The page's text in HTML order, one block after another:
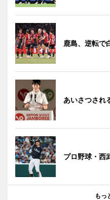
鹿島、逆転
あいさつされ
プロ野球・西
もっ